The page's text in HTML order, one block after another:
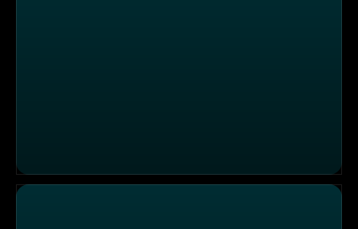
An welchen Wochentagen arbeitet der Glöckner von